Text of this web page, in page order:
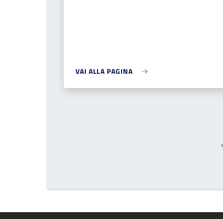
VAI ALLA PAGINA